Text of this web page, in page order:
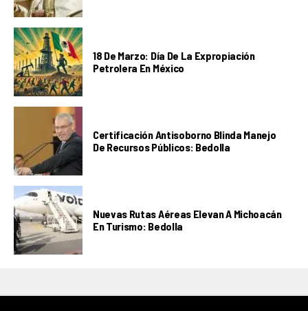
18 De Marzo: Día De La Expropiación
Petrolera En México
Certificación Antisoborno Blinda Manejo
De Recursos Públicos: Bedolla
Nuevas Rutas Aéreas Elevan A Michoacán
En Turismo: Bedolla